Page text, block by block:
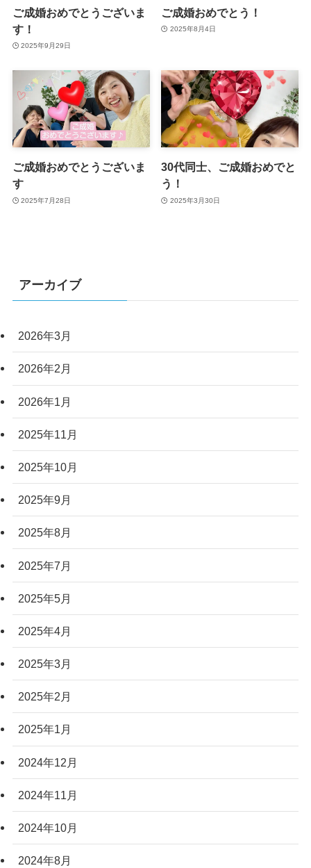
ご成婚おめでとうございま
す！
2025年9月29日
ご成婚おめでとう！
2025年8月4日
ご成婚おめでとうございま
す
2025年7月28日
30代同士、ご成婚おめでと
う！
2025年3月30日
アーカイブ
2026年3月
2026年2月
2026年1月
2025年11月
2025年10月
2025年9月
2025年8月
2025年7月
2025年5月
2025年4月
2025年3月
2025年2月
2025年1月
2024年12月
2024年11月
2024年10月
2024年8月